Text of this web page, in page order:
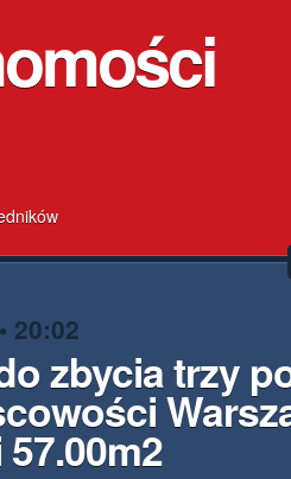
20:02
zbycia trzy